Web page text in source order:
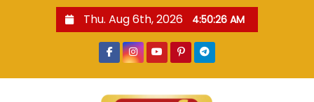
Thu. Aug 6th, 2026 4:50:28 AM